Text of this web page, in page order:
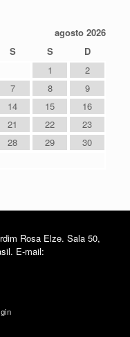
agosto 2026
S S
D
1
2
7 8
9
14 15
16
21 22
23
28 29
30
Rosa Elze. Sala 50,
E-mail: